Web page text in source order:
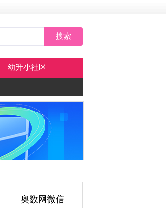
搜索
幼升小社区
奥数网微信